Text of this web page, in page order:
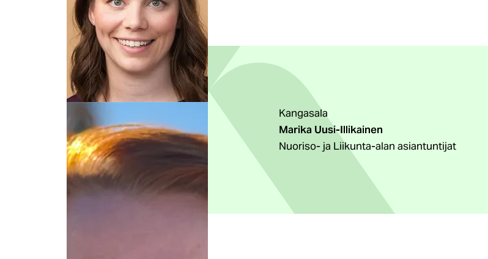
Kangasala
Marika Uusi-Illikainen
Nuoriso- ja Liikunta-alan asiantuntijat